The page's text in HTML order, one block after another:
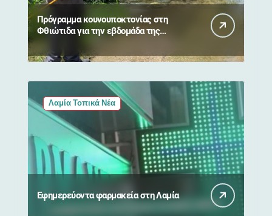
Πρόγραμμα κουνουποκτονίας στη
Φθιώτιδα για την εβδομάδα της
Παναγίας
Λαμία Τοπικά Νέα
Εφημερεύοντα φαρμακεία στη Λαμία